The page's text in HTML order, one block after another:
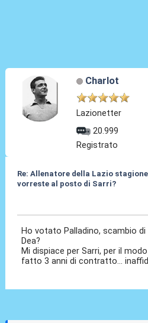
Charlot
Lazionetter
20.999
Registrato
Re: Allenatore della Lazio
vorreste al posto di Sarri?
Ho votato Palladino, scambio
Dea?
Mi dispiace per Sarri, per il
fatto 3 anni di contratto...